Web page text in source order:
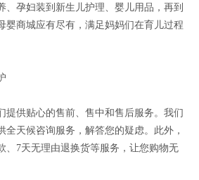
、孕妇装到新生儿护理、婴儿用品，再到
婴商城应有尽有，满足妈妈们在育儿过程
提供贴心的售前、售中和售后服务。我们
全天候咨询服务，解答您的疑虑。此外，
、7天无理由退换货等服务，让您购物无